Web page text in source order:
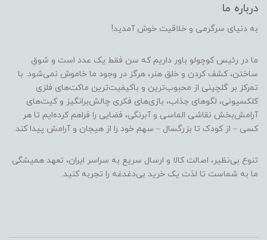
درباره ما
به دنیای سرگرمی و خلاقیت خوش آمدید!
ما در رئیس کوچولو باور داریم که سن فقط یک عدد است و شوقِ
ساختن، کشف کردن و خلق هنر، هرگز در وجود ما خاموش نمی‌شود. با
تمرکز بر گلچینی از محبوب‌ترین و باکیفیت‌ترین ماکت‌های فلزی
کلکسیونی، لگوهای جذاب، بازی‌های فکری چالش‌برانگیز و کیت‌های
آرامش‌بخش نقاشی الماسی و آبرنگی، فضایی را فراهم کرده‌ایم تا هر
کسی – از کودک تا بزرگسال – سهم خود را از هیجان و آرامش پیدا کند.
تنوع بی‌نظیر، اصالت کالا و ارسال سریع به سراسر ایران، تعهد همیشگی
ما به شماست تا لذت یک خرید بی‌دغدغه را تجربه کنید.